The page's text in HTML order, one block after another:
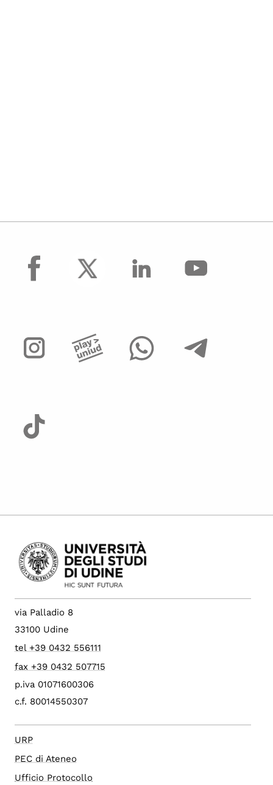
facebook
via Palladio 8
33100 Udine
tel +39 0432 556111
fax +39 0432 507715
p.iva 01071600306
c.f. 80014550307
URP
PEC di Ateneo
Ufficio Protocollo